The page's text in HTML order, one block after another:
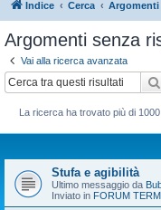
Indice Cerca Argomenti
Argomenti senza
Vai alla ricerca avanzata
La ricerca ha trovato più di
Stufa e agibilità
Ultimo messaggio da
Inviato in FORUM